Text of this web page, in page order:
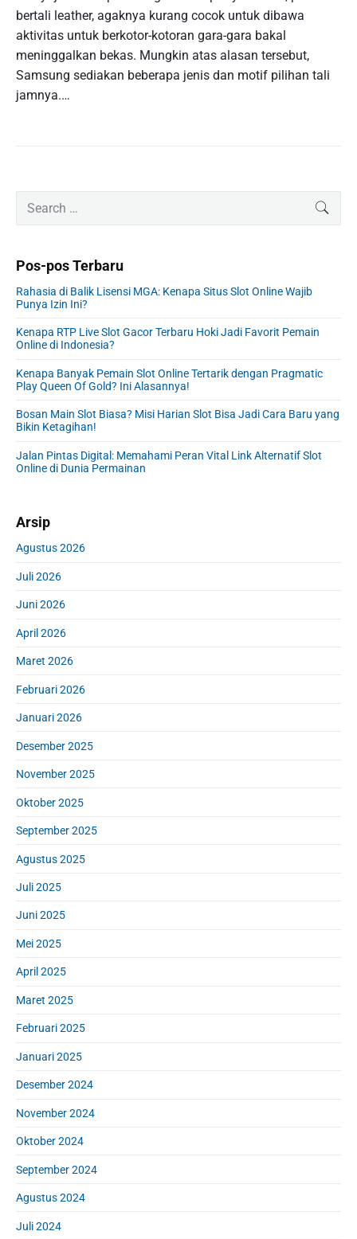
bertali leather, agaknya kurang cocok untuk dibawa
aktivitas untuk berkotor-kotoran gara-gara bakal
meninggalkan bekas. Mungkin atas alasan tersebut,
Samsung sediakan beberapa jenis dan motif pilihan tali
jamnya.…
a
y
i
d
e
b
r
c
h
f
r
Pos-pos Terbaru
Rahasia di Balik Lisensi MGA: Kenapa Situs Slot Online Wajib
Punya Izin Ini?
Kenapa RTP Live Slot Gacor Terbaru Hoki Jadi Favorit Pemain
Online di Indonesia?
Kenapa Banyak Pemain Slot Online Tertarik dengan Pragmatic
Play Queen Of Gold? Ini Alasannya!
Bosan Main Slot Biasa? Misi Harian Slot Bisa Jadi Cara Baru yang
Bikin Ketagihan!
Jalan Pintas Digital: Memahami Peran Vital Link Alternatif Slot
Online di Dunia Permainan
Arsip
Agustus 2026
Juli 2026
Juni 2026
April 2026
Maret 2026
Februari 2026
Januari 2026
Desember 2025
November 2025
Oktober 2025
September 2025
Agustus 2025
Juli 2025
Juni 2025
Mei 2025
April 2025
Maret 2025
Februari 2025
Januari 2025
Desember 2024
November 2024
Oktober 2024
September 2024
Agustus 2024
Juli 2024